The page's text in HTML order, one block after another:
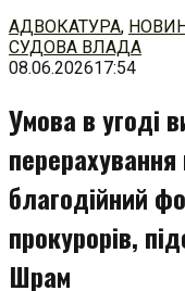
Перейти
до
змісту
АДВОКАТУРА,
СУДОВА ВЛАДА
08.06.202617:54
Умова в угоді
благодійний
прокурорів,
Шрам